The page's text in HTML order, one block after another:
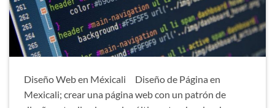
Diseño Web en Méxicali Diseño de Página en
Mexicali; crear una página web con un patrón de